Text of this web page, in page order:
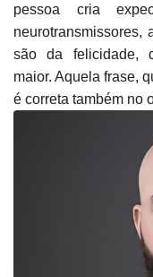
pessoa cria
neurotransmissores,
são da felicidade,
maior. Aquela frase,
é correta também no